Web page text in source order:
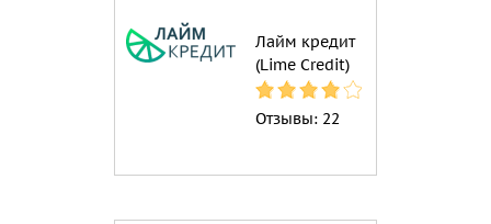
Лайм кредит
(Lime Credit)
Отзывы: 22